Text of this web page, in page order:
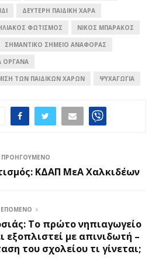
ΔΕΎΤΕΡΗ ΠΑΙΔΙΚΉ ΧΑΡΆ
ΦΩΤΙΣΜΌΣ ΝΊΚΟΣ ΜΠΑΡΆΚΟΣ
ΣΗΜΑΝΤΙΚΌ ΣΗΜΕΊΟ ΑΝΑΦΟΡΆΣ
ΌΡΓΑΝΑ
ΤΩΝ ΠΑΙΔΙΚΏΝ ΧΑΡΏΝ ΨΥΧΑΓΩΓΊΑ
ΠΡΟΗΓΟΎΜΕΝΟ
ΚΔΑΠ ΜεΑ Χαλκιδέων
ΕΠΌΜΕΝΟ
Το πρώτο νηπιαγωγείο
εξοπλιστεί με απινιδωτή –
του σχολείου τι γίνεται;